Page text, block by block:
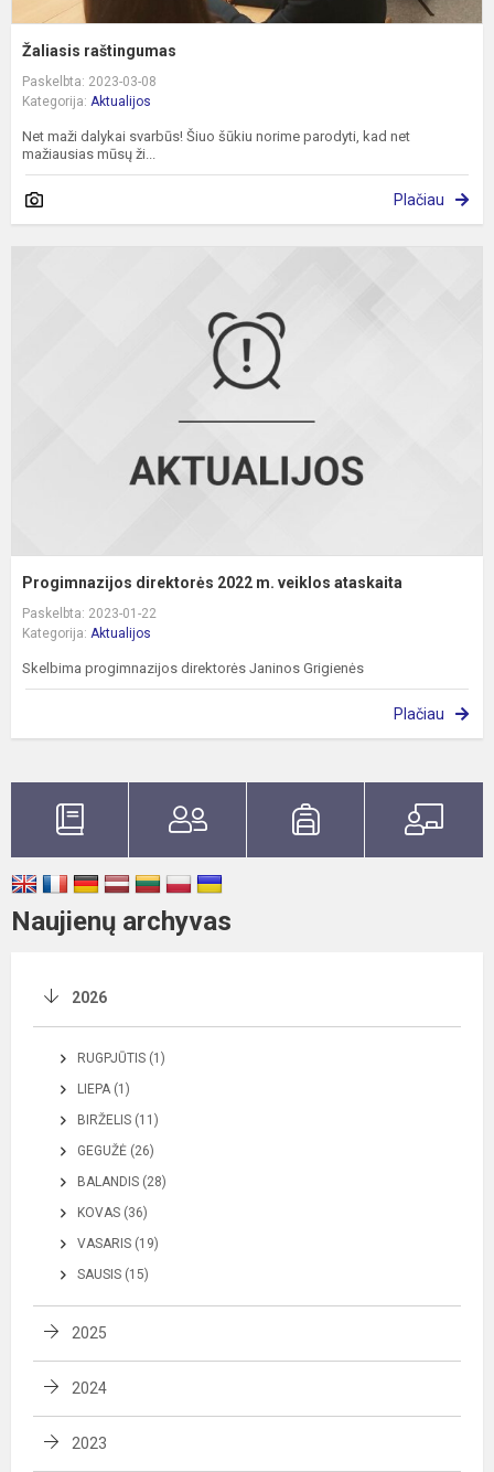
Žaliasis raštingumas
Paskelbta: 2023-03-08
Kategorija: Aktualijos
Net maži dalykai svarbūs! Šiuo šūkiu norime parodyti, kad net
mažiausias mūsų ži...
Plačiau
Progimnazijos direktorės 2022 m. veiklos ataskaita
Paskelbta: 2023-01-22
Kategorija: Aktualijos
Skelbima progimnazijos direktorės Janinos Grigienės
Plačiau
Naujienų archyvas
2026
RUGPJŪTIS (1)
LIEPA (1)
BIRŽELIS (11)
GEGUŽĖ (26)
BALANDIS (28)
KOVAS (36)
VASARIS (19)
SAUSIS (15)
2025
2024
2023